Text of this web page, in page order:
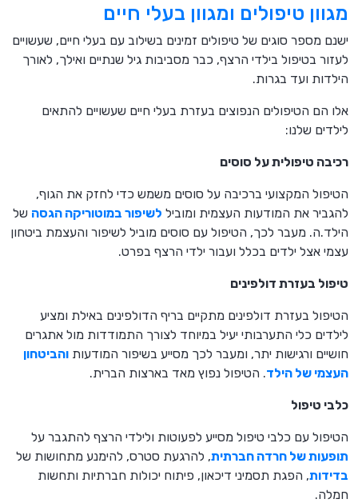
מגוון טיפולים ומגוון בעלי חיים
ישנם מספר סוגים של טיפולים זמינים בשילוב עם בעלי חיים, שעשויים
לעזור בטיפול בילדי הרצף, כבר מסביבות גיל שנתיים ואילך, לאורך
הילדות ועד בגרות.
אלו הם הטיפולים הנפוצים בעזרת בעלי חיים שעשויים להתאים
לילדים שלנו:
רכיבה טיפולית על סוסים
הטיפול המקצועי ברכיבה על סוסים משמש כדי לחזק את הגוף,
להגביר את המודעות העצמית ומוביל לשיפור במוטוריקה הגסה של
הילד.ה. מעבר לכך, הטיפול עם סוסים מוביל לשיפור והעצמת ביטחון
עצמי אצל ילדים בכלל ועבור ילדי הרצף בפרט.
טיפול בעזרת דולפינים
הטיפול בעזרת דולפינים מתקיים בריף הדולפינים באילת ומציע
לילדים כלי התערבותי יעיל במיוחד לצורך התמודדות מול אתגרים
חושיים ורגישות יתר, ומעבר לכך מסייע בשיפור המודעות והביטחון
העצמי של הילד. הטיפול נפוץ מאד בארצות הברית.
כלבי טיפול
הטיפול עם כלבי טיפול מסייע לפעוטות ולילדי הרצף להתגבר על
תופעות של חרדה חברתית, להרגעת סטרס, להימנע מתחושות של
בדידות, הפגת תסמיני דיכאון, פיתוח יכולות חברתיות ותחשות
חמלה.